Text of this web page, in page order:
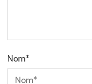
Nom*